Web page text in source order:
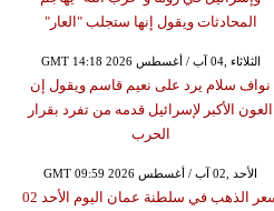
المحادثات ويقول إنها ستجلب "العار"
GMT 14:18 2026 الثلاثاء ,04 آب / أغسطس
نواف سلام يرد على نعيم قاسم ويقول إن
العون الأكبر لإسرائيل قدمه من تفرد بقرار
الحرب
GMT 09:59 2026 الأحد ,02 آب / أغسطس
سعر الذهب في سلطنة عمان اليوم الأحد 02